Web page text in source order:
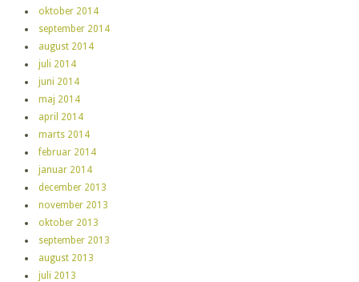
oktober 2014
september 2014
august 2014
juli 2014
juni 2014
maj 2014
april 2014
marts 2014
februar 2014
januar 2014
december 2013
november 2013
oktober 2013
september 2013
august 2013
juli 2013